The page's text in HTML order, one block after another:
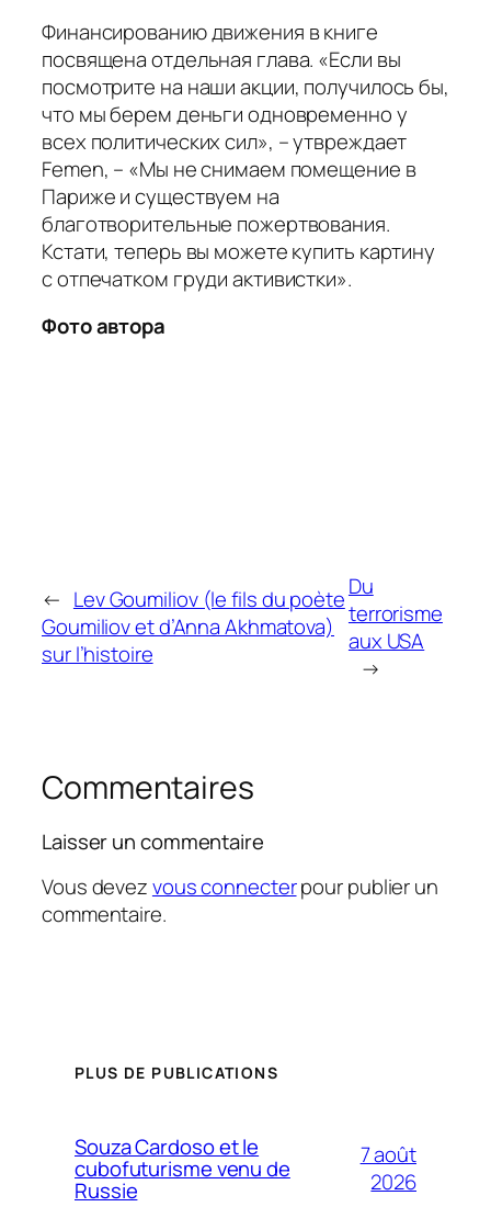
Финансированию движения в книге
посвящена отдельная глава. «Если вы
посмотрите на наши акции, получилось бы,
что мы берем деньги одновременно у
всех политических сил», – утвреждает
Femen, – «Мы не снимаем помещение в
Париже и существуем на
благотворительные пожертвования.
Кстати, теперь вы можете купить картину
с отпечатком груди активистки».
Фото автора
← Lev Goumiliov (le fils du poète
Goumiliov et d’Anna Akhmatova)
sur l’histoire
Du
terrorisme
aux USA
→
Commentaires
Laisser un commentaire
Vous devezvous connecterpour publier un
commentaire.
PLUS DE PUBLICATIONS
Souza Cardoso et le
cubofuturisme venu de
Russie
7 août
2026